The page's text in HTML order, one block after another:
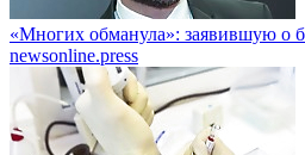
«Многих обманула»: заявившую о
newsonline.press